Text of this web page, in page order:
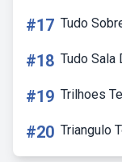
#17 Tudo
#18 Tudo Sala
#19 Trilhoes
#20 Triangulo